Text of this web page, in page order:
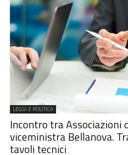
LEGGI E POLITICA
Incontro tra Associazioni
viceministra Bellanova.
tavoli tecnici